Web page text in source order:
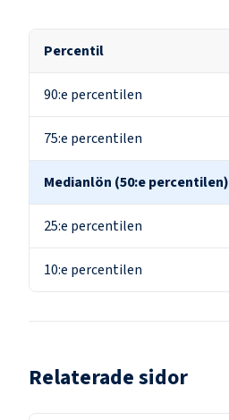
Percentil
90:e percentilen
75:e percentilen
Medianlön (50:e percentilen)
25:e percentilen
10:e percentilen
Relaterade sidor